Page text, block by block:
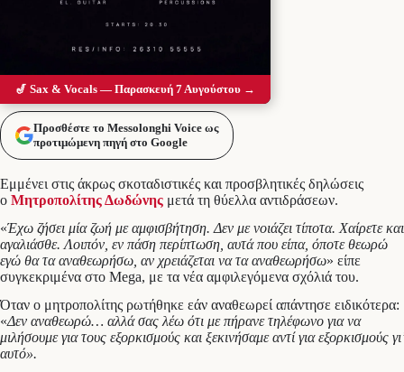
Προσθέστε το Messolonghi Voice ως
προτιμώμενη πηγή στο Google
Εμμένει στις άκρως σκοταδιστικές και προσβλητικές δηλώσεις
ο Μητροπολίτης Δωδώνης μετά τη θύελλα αντιδράσεων.
«Έχω ζήσει μία ζωή με αμφισβήτηση. Δεν με νοιάζει τίποτα. Χαίρετε και
αγαλιάσθε. Λοιπόν, εν πάση περίπτωση, αυτά που είπα, όποτε θεωρώ
εγώ θα τα αναθεωρήσω, αν χρειάζεται να τα αναθεωρήσω» είπε
συγκεκριμένα στο Mega, με τα νέα αμφιλεγόμενα σχόλιά του.
Όταν ο μητροπολίτης ρωτήθηκε εάν αναθεωρεί απάντησε ειδικότερα:
«Δεν αναθεωρώ… αλλά σας λέω ότι με πήρανε τηλέφωνο για να
μιλήσουμε για τους εξορκισμούς και ξεκινήσαμε αντί για εξορκισμούς γι’
αυτό».
🎷 Sax & Vocals — Παρασκευή 7 Αυγούστου →